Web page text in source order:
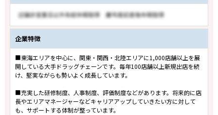
企業特徴
■東海エリアを中心に、関東・関西・北陸エリアに1,000店舗以上を展
開している大手ドラッグチェーンです。毎年100店舗以上新規出店を続
け、堅実ながらも勢いよく成長しています。
■充実した研修制度、人事制度、評価制度などがあります。将来的に店
長やエリアマネージャーなどキャリアアップしていきたい方に対して
も、サポートする体制が整っています。